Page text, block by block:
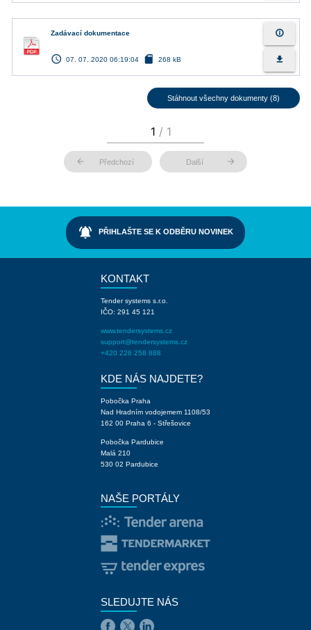
Zadávací dokumentace
access_time 07. 07. 2020 06:19:04 sd_card 268 kB
info_outline
file_download
Stáhnout všechny dokumenty (8)
arrow_back Předchozí Další arrow_forward
notifications_active PŘIHLAŠTE SE K ODBĚRU NOVINEK
KONTAKT
Tender systems s.r.o.
IČO: 291 45 121
www.tendersystems.cz
support@tendersystems.cz
+420 226 258 888
KDE NÁS NAJDETE?
Pobočka Praha
Nad Hradním vodojemem 1108/53
162 00 Praha 6 - Střešovice
Pobočka Pardubice
Malá 210
530 02 Pardubice
NAŠE PORTÁLY
SLEDUJTE NÁS